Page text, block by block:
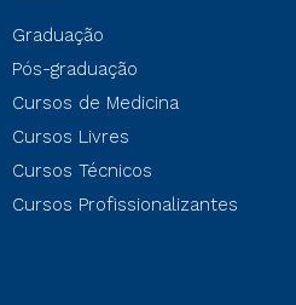
Graduação
Pós-graduação
Cursos de Medicina
Cursos Livres
Cursos Técnicos
Cursos Profissionalizantes